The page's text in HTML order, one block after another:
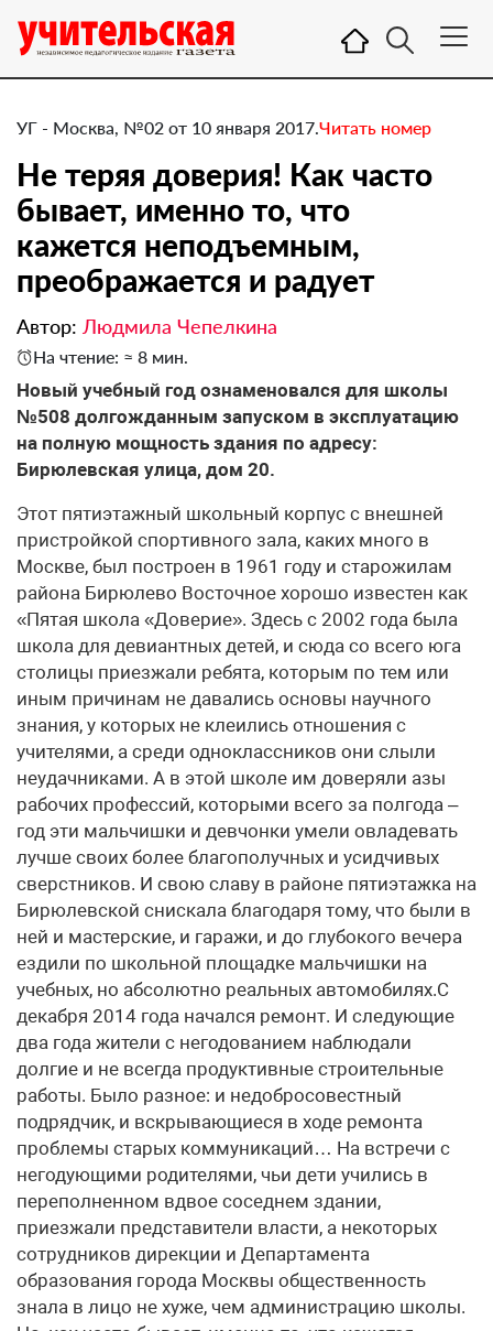
УГ - Москва, №02 от 10 января 2017.Читать номер
Не теряя доверия! Как часто
бывает, именно то, что
кажется неподъемным,
преображается и радует
Автор: Людмила Чепелкина
На чтение: ≈ 8 мин.
Новый учебный год ознаменовался для школы
№508 долгожданным запуском в эксплуатацию
на полную мощность здания по адресу:
Бирюлевская улица, дом 20.
Этот пятиэтажный школьный корпус с внешней
пристройкой спортивного зала, каких много в
Москве, был построен в 1961 году и старожилам
района Бирюлево Восточное хорошо известен как
«Пятая школа «Доверие». Здесь с 2002 года была
школа для девиантных детей, и сюда со всего юга
столицы приезжали ребята, которым по тем или
иным причинам не давались основы научного
знания, у которых не клеились отношения с
учителями, а среди одноклассников они слыли
неудачниками. А в этой школе им доверяли азы
рабочих профессий, которыми всего за полгода –
год эти мальчишки и девчонки умели овладевать
лучше своих более благополучных и усидчивых
сверстников. И свою славу в районе пятиэтажка на
Бирюлевской снискала благодаря тому, что были в
ней и мастерские, и гаражи, и до глубокого вечера
ездили по школьной площадке мальчишки на
учебных, но абсолютно реальных автомобилях.С
декабря 2014 года начался ремонт. И следующие
два года жители с негодованием наблюдали
долгие и не всегда продуктивные строительные
работы. Было разное: и недобросовестный
подрядчик, и вскрывающиеся в ходе ремонта
проблемы старых коммуникаций… На встречи с
негодующими родителями, чьи дети учились в
переполненном вдвое соседнем здании,
приезжали представители власти, а некоторых
сотрудников дирекции и Департамента
образования города Москвы общественность
знала в лицо не хуже, чем администрацию школы.